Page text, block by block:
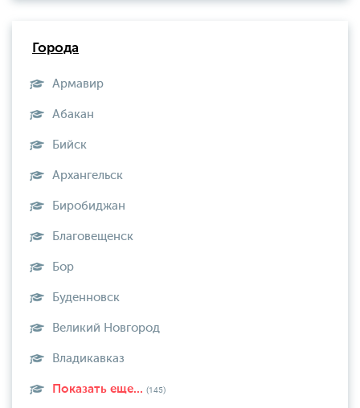
Города
Армавир
Абакан
Бийск
Архангельск
Биробиджан
Благовещенск
Бор
Буденновск
Великий Новгород
Владикавказ
Показать еще... (145)